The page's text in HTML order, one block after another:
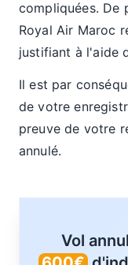
compliquées. De
Royal Air Maroc
justifiant à l'aide
Il est par
de votre
preuve de votre
annulé.
Vol